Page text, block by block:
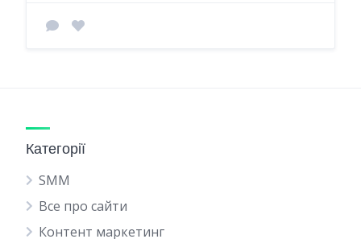
Категорії
SMM
Все про сайти
Контент маркетинг